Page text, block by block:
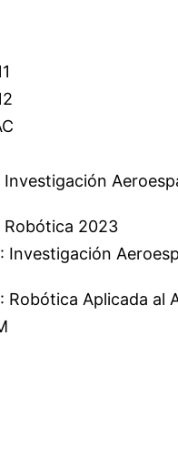
Robótica 2023
Investigación
Robótica Aplicada al